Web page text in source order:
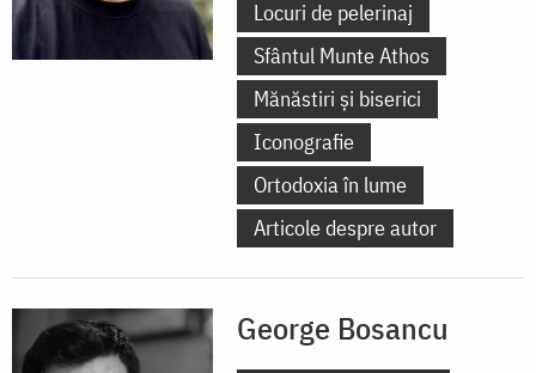
Locuri de pelerinaj
Sfântul Munte Athos
Mănăstiri și biserici
Iconografie
Ortodoxia în lume
Articole despre autor
George Bosancu